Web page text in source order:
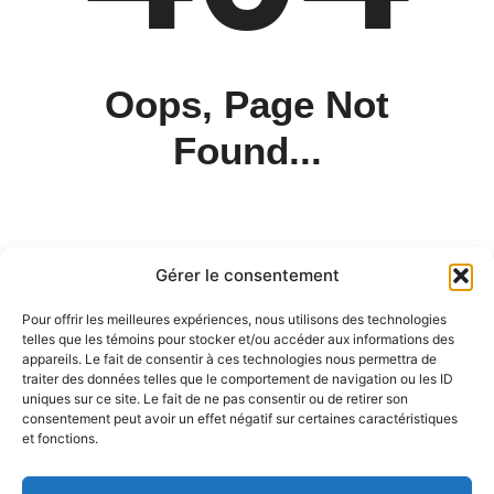
Gérer le consentement
Pour offrir les meilleures expériences, nous utilisons des technologies
telles que les témoins pour stocker et/ou accéder aux informations des
appareils. Le fait de consentir à ces technologies nous permettra de
traiter des données telles que le comportement de navigation ou les ID
uniques sur ce site. Le fait de ne pas consentir ou de retirer son
consentement peut avoir un effet négatif sur certaines caractéristiques
et fonctions.
Oops, Page Not
Found...